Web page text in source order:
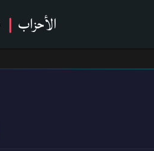
الأحزاب